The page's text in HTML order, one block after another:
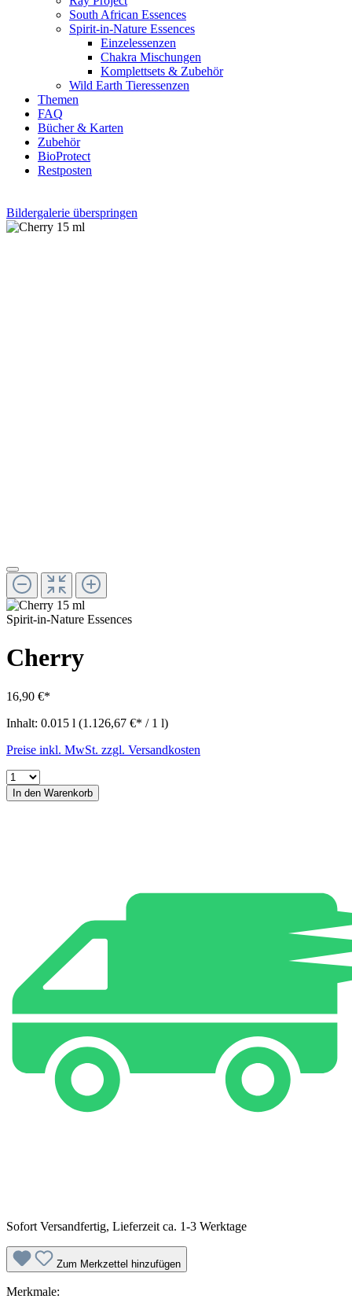
South African Essences
Spirit-in-Nature Essences
Einzelessenzen
Chakra Mischungen
Komplettsets & Zubehör
Wild Earth Tieressenzen
Themen
FAQ
Bücher & Karten
Zubehör
BioProtect
Restposten
Bildergalerie überspringen
Spirit-in-Nature Essences
Cherry
16,90 €*
Inhalt: 0.015 l (1.126,67 €* / 1 l)
Preise inkl. MwSt. zzgl. Versandkosten
In den Warenkorb
Sofort Versandfertig, Lieferzeit ca. 1-3 Werktage
Zum Merkzettel hinzufügen
Merkmale: